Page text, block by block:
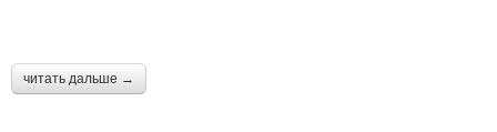
читать дальше →